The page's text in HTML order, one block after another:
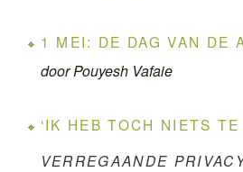
1 MEI: DE DAG VAN DE
door Pouyesh Vafaie
‘IK HEB TOCH NIETS TE
VERREGAANDE